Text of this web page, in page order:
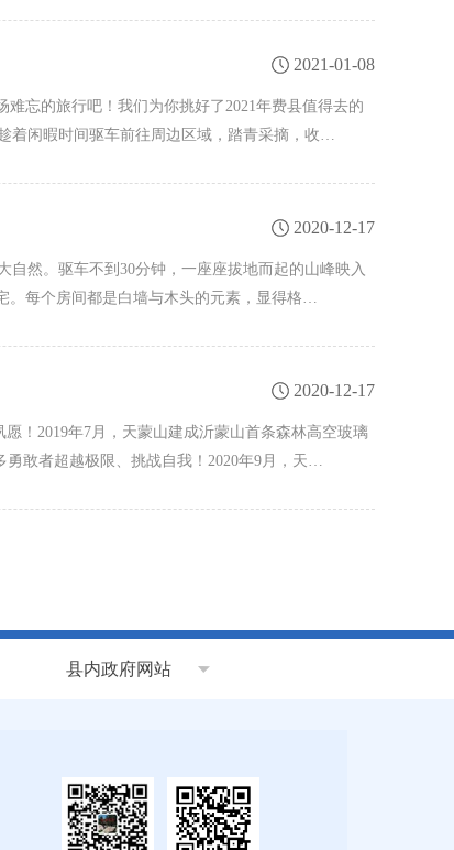
2021-01-08
忘的旅行吧！我们为你挑好了2021年费县值得去的
着闲暇时间驱车前往周边区域，踏青采摘，收…
2020-12-17
然。驱车不到30分钟，一座座拔地而起的山峰映入
。每个房间都是白墙与木头的元素，显得格…
2020-12-17
！2019年7月，天蒙山建成沂蒙山首条森林高空玻璃
敢者超越极限、挑战自我！2020年9月，天…
县内政府网站